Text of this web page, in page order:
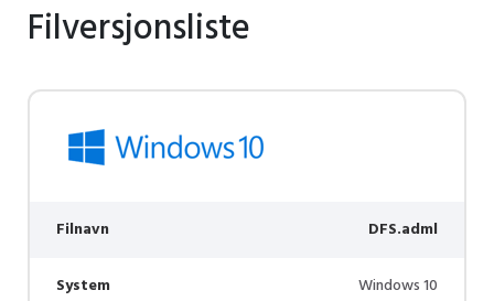
Filversjonsliste
Filnavn DFS.adml
System Windows 10